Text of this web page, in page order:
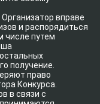
вправе
и распорядиться
числе путем
получение.
право
Конкурса.
в связи с